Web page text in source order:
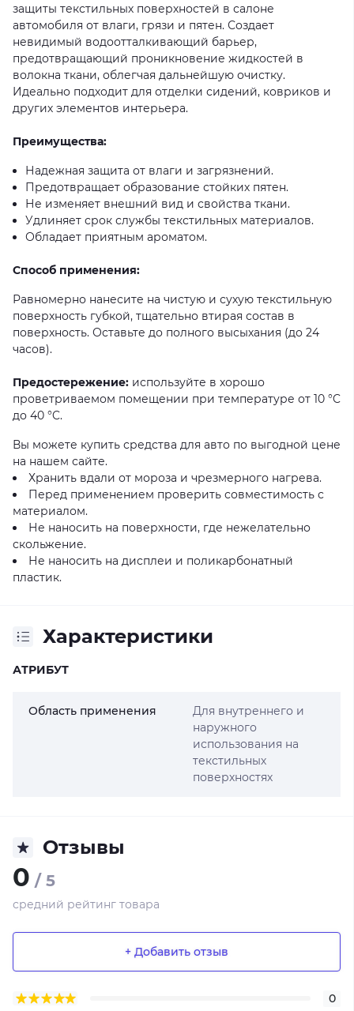
защиты текстильных поверхностей в салоне
автомобиля от влаги, грязи и пятен. Создает
невидимый водоотталкивающий барьер,
предотвращающий проникновение жидкостей в
волокна ткани, облегчая дальнейшую очистку.
Идеально подходит для отделки сидений, ковриков и
других элементов интерьера.
Преимущества:
Надежная защита от влаги и загрязнений.
Предотвращает образование стойких пятен.
Не изменяет внешний вид и свойства ткани.
Удлиняет срок службы текстильных материалов.
Обладает приятным ароматом.
Способ применения:
Равномерно нанесите на чистую и сухую текстильную
поверхность губкой, тщательно втирая состав в
поверхность. Оставьте до полного высыхания (до 24
часов).
Предостережение: используйте в хорошо
проветриваемом помещении при температуре от 10 °C
до 40 °C.
Вы можете купить средства для авто по выгодной цене
на нашем сайте.
Хранить вдали от мороза и чрезмерного нагрева.
Перед применением проверить совместимость с
материалом.
Не наносить на поверхности, где нежелательно
скольжение.
Не наносить на дисплеи и поликарбонатный
пластик.
Характеристики
АТРИБУТ
Область применения
Для внутреннего и
наружного
использования на
текстильных
поверхностях
Отзывы
0 / 5
средний рейтинг товара
+ Добавить отзыв
0